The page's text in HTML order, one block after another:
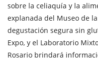
sobre la celiaquía y la
explanada del Museo de
degustación segura sin
Expo, y el Laboratorio
Rosario brindará